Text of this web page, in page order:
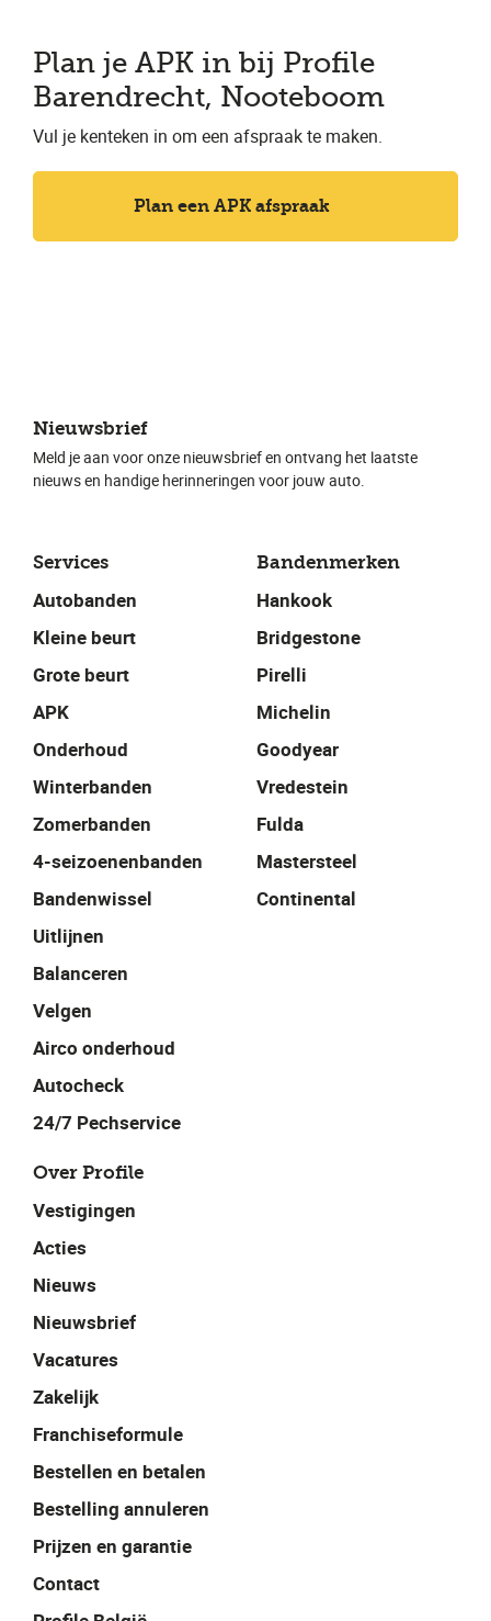
Plan je APK in bij Profile
Barendrecht, Nooteboom
Vul je kenteken in om een afspraak te maken.
Plan een APK afspraak
Services
Autobanden
Kleine beurt
Grote beurt
APK
Onderhoud
Winterbanden
Zomerbanden
4-seizoenenbanden
Bandenwissel
Uitlijnen
Balanceren
Velgen
Airco onderhoud
Autocheck
24/7 Pechservice
Bandenmerken
Hankook
Bridgestone
Pirelli
Michelin
Goodyear
Vredestein
Fulda
Mastersteel
Continental
Over Profile
Vestigingen
Acties
Nieuws
Nieuwsbrief
Vacatures
Zakelijk
Franchiseformule
Bestellen en betalen
Bestelling annuleren
Prijzen en garantie
Contact
Nieuwsbrief
Meld je aan voor onze nieuwsbrief en ontvang het laatste
nieuws en handige herinneringen voor jouw auto.